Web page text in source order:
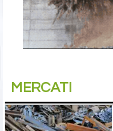
MERCATI